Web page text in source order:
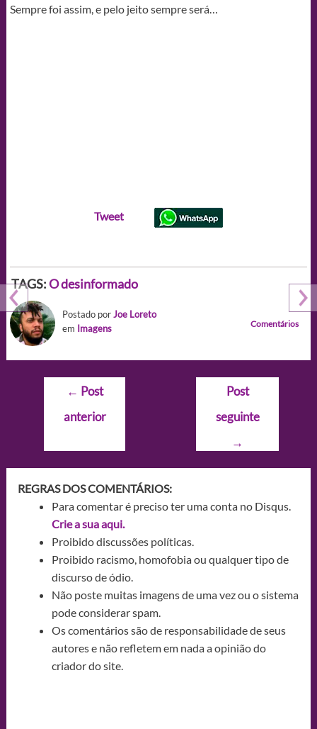
Sempre foi assim, e pelo jeito sempre será…
Tweet
TAGS:O desinformado
Postado porJoe Loreto
em Imagens Comentários
Navegação
Post
← Post
anterior
Post
seguinte
→
REGRAS DOS COMENTÁRIOS:
Para comentar é preciso ter uma conta no Disqus.
Crie a sua aqui.
Proibido discussões políticas.
Proibido racismo, homofobia ou qualquer tipo de
discurso de ódio.
Não poste muitas imagens de uma vez ou o sistema
pode considerar spam.
Os comentários são de responsabilidade de seus
autores e não refletem em nada a opinião do
criador do site.